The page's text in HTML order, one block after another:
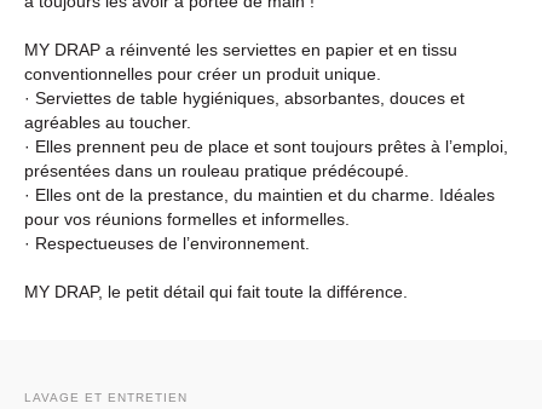
MY DRAP a réinventé les serviettes en papier et en tissu
conventionnelles pour créer un produit unique.
· Serviettes de table hygiéniques, absorbantes, douces et
agréables au toucher.
· Elles prennent peu de place et sont toujours prêtes à l’emploi,
présentées dans un rouleau pratique prédécoupé.
· Elles ont de la prestance, du maintien et du charme. Idéales
pour vos réunions formelles et informelles.
· Respectueuses de l’environnement.
MY DRAP, le petit détail qui fait toute la différence.
LAVAGE ET ENTRETIEN